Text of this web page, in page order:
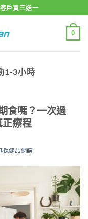
戶買三送一
0
1-3小時
食嗎？一次過
療程
保健品網購